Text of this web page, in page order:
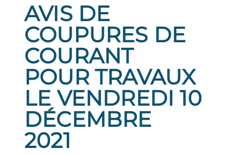
AVIS DE
COUPURES DE
COURANT
POUR TRAVAUX
LE VENDREDI 10
DÉCEMBRE
2021